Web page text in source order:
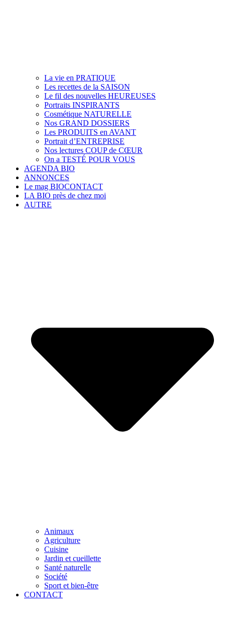
La vie en PRATIQUE
Les recettes de la SAISON
Le fil des nouvelles HEUREUSES
Portraits INSPIRANTS
Cosmétique NATURELLE
Nos GRAND DOSSIERS
Les PRODUITS en AVANT
Portrait d’ENTREPRISE
Nos lectures COUP de CŒUR
On a TESTÉ POUR VOUS
AGENDA BIO
ANNONCES
Le mag BIOCONTACT
LA BIO près de chez moi
AUTRE
Animaux
Agriculture
Cuisine
Jardin et cueillette
Santé naturelle
Société
Sport et bien-être
CONTACT